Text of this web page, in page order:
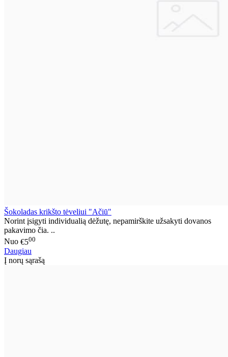
Šokoladas krikšto tėveliui "Ačiū"
Norint įsigyti individualią dėžutę, nepamirškite užsakyti dovanos
pakavimo čia. ..
Nuo €500
Daugiau
Į norų sąrašą